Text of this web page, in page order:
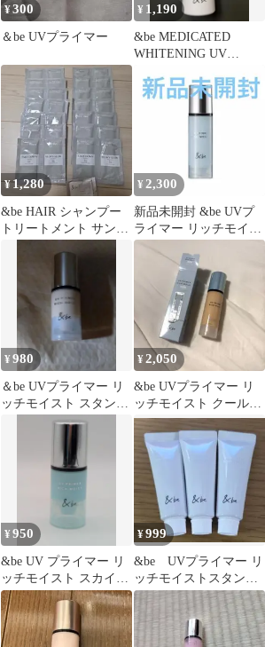
¥300
＆be UVプライマー
¥ 1,190
&be MEDICATED
WHITENING UV
¥ 1,280
&be HAIR シャンプー
トリートメント サンプ
¥ 2,300
新品未開封 &be UVプ
ライマー リッチモイス
ト ブルー 36g
¥980
＆be UVプライマー リ
ッチモイスト スタンダ
¥2,050
&be UVプライマー リ
ッチモイスト クールタ
イプ スタンダード
¥950
&be UV プライマー リ
ッチモイスト スカイグ
ロウ
¥999
&be UVプライマー リ
ッチモイストスタンダ
ード サンプル